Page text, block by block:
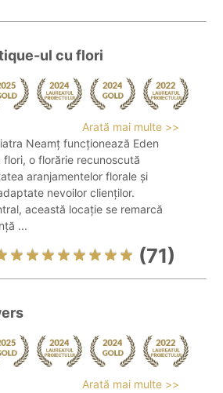
ul cu flori
Arată mai multe >>
Neamț funcționează Eden
flori, o florărie recunoscută
aranjamentelor florale și
nevoilor clienților.
această locație se remarcă
...
(71)
Arată mai multe >>